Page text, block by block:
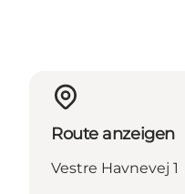
Route anzeigen
Vestre Havnevej 1